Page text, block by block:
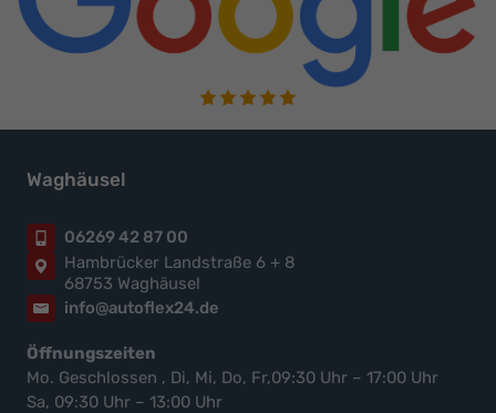
Waghäusel
06269 42 87 00
Hambrücker Landstraße 6 + 8
68753 Waghäusel
info@autoflex24.de
Öffnungszeiten
Mo. Geschlossen , Di, Mi, Do, Fr,09:30 Uhr – 17:00 Uhr
Sa, 09:30 Uhr – 13:00 Uhr